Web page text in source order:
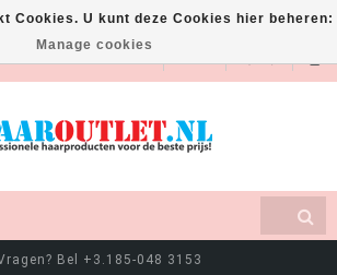
EUR
Bel +3.185-048 3153
Cookies. U kunt deze Cookies hier beheren:
Manage cookies